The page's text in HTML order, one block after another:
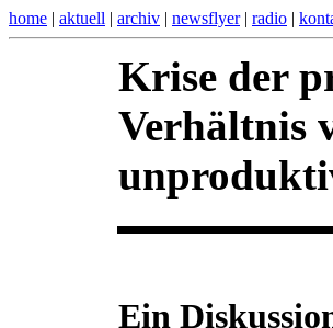
home | aktuell | archiv | newsflyer| radio |
Krise der
Verhältnis
Ein